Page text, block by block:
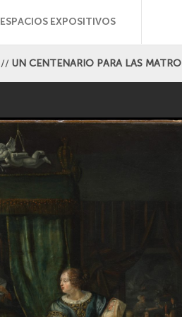
ESPACIOS EXPOSITIVOS
// UN CENTENARIO PARA LAS